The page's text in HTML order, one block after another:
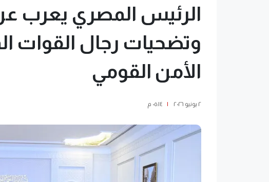
الرئيس المصري يعرب
وتضحيات رجال القوات
الأمن القومي
٢ يونيو ٢٠٢٦ | ٠٥:١٤ م